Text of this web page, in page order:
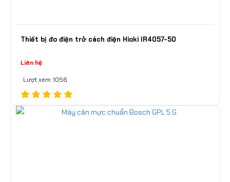
Thiết bị đo điện trở cách điện Hioki IR4057-50
Liên hệ
Lượt xem: 1056